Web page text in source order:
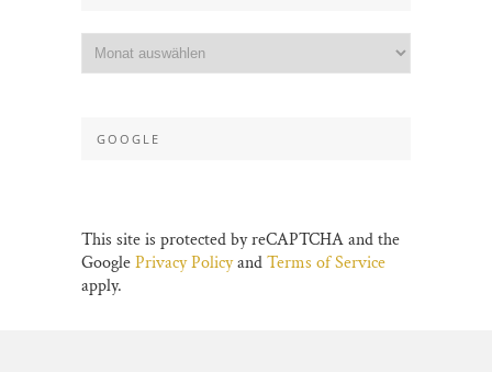
GOOGLE
This site is protected by reCAPTCHA and the
GooglePrivacy PolicyandTerms of Service
apply.